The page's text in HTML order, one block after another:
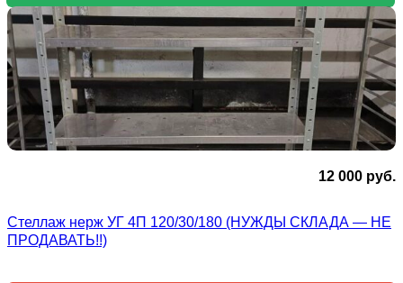
12 000 руб.
Стеллаж нерж УГ 4П 120/30/180 (НУЖДЫ СКЛАДА — НЕ
ПРОДАВАТЬ!!)